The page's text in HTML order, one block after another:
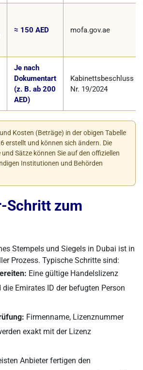
≈ 150 AED mofa.gov.ae
Je nach
Dokumentart
(z. B. ab 200
AED)
Kabinettsbeschluss
Nr. 19/2024
Kosten (Beträge) in der obigen Tabelle
erstellt und können sich ändern. Die
Sätze können Sie auf den offiziellen
Institutionen und Behörden
Schritt zum
Stempels und Siegels in Dubai ist in
Prozess. Typische Schritte sind:
Eine gültige Handelslizenz
Emirates ID der befugten Person
Firmenname, Lizenznummer
exakt mit der Lizenz
Anbieter fertigen den